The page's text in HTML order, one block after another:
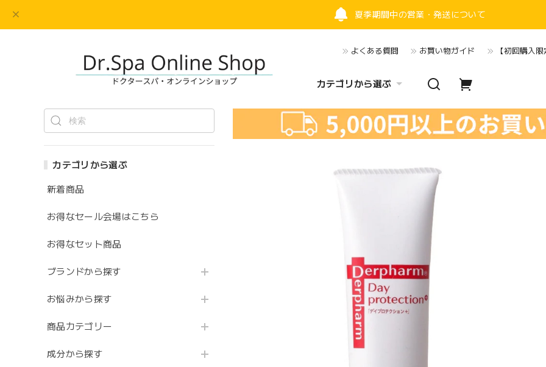
夏季期間中の営業・発送について
よくある質問 お買い物ガイド 【初回購入
カテゴリから選ぶ
カテゴリから選ぶ
新着商品
お得なセール会場はこちら
お得なセット商品
ブランドから探す
お悩みから探す
商品カテゴリー
成分から探す